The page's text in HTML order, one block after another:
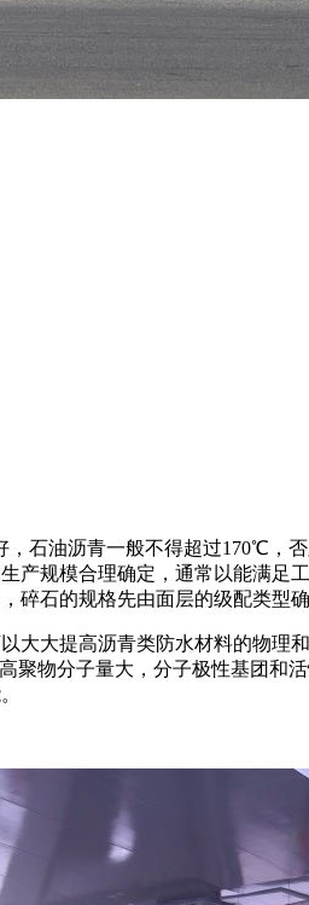
石油沥青一般不得超过170℃，
产规模合理确定，通常以能满足
石的规格先由面层的级配类型
大提高沥青类防水材料的物理
物分子量大，分子极性基团和